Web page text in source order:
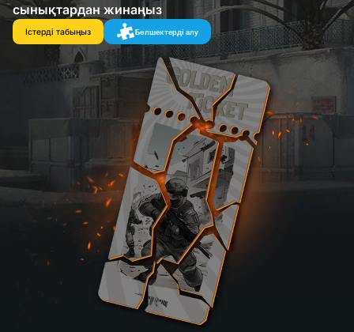
сынықтардан жинаңыз
Істерді табыңыз Бөлшектерді алу